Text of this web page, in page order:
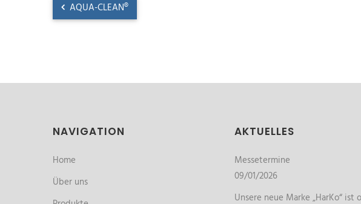
AQUA-CLEAN®
NAVIGATION
Home
Über uns
AKTUELLES
Messetermine
09/01/2026
Unsere neue Marke „HarKo“ ist